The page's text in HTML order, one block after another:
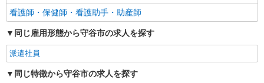
SOMPOヘルスサポート株式会社 全支援対応コース
特定保健指導（保健師・管理栄養士）
報酬：完全出来高制 報酬額（消費税抜き）：
円 ・個別訪問(対面) 1件：4,286円〜5,239円 ・
遠隔面談 1件：1500〜1691円 ・電話支援 1
件：1,000円〜1,429円 ・メール支援 1件：500円
【活動エリア】茨城県守谷市及びその周辺
看護師・保健師・看護助手・助産師
同じ雇用形態から守谷市の求人を探す
派遣社員
同じ特徴から守谷市の求人を探す